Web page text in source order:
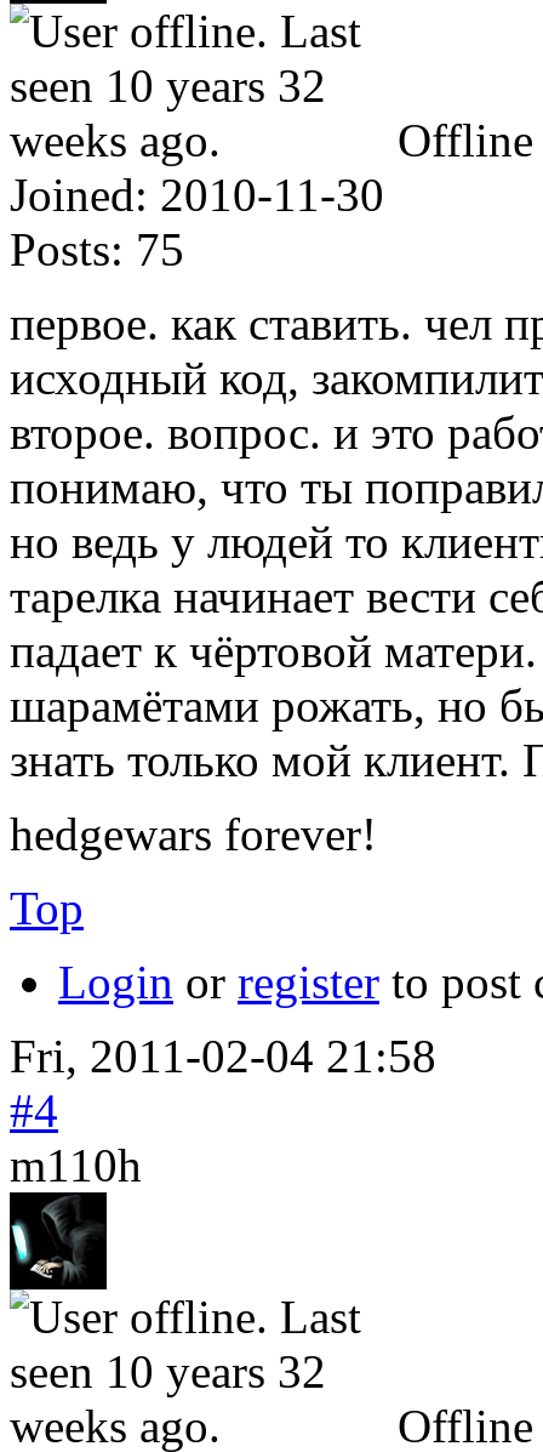
Offline
Joined: 2010-11-30
Posts: 75
первое. как ставить. чел
исходный код,
второе. вопрос. и это
понимаю, что ты
но ведь у людей то
тарелка начинает вести
падает к чёртовой
шарамётами рожать, но
знать только мой
hedgewars forever!
Top
Login or register to post
Fri, 2011-02-04 21:58
#4
m110h
Offline